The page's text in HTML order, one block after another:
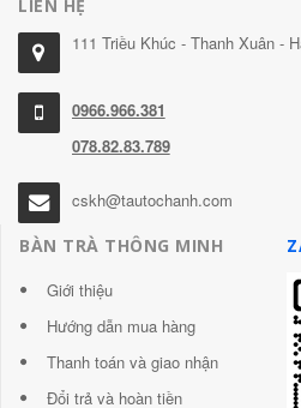
LIÊN HỆ
111 Triều Khúc - Thanh Xuân -
0966.966.381
078.82.83.789
cskh@tautochanh.com
BÀN TRÀ THÔNG MINH
Giới thiệu
Hướng dẫn mua hàng
Thanh toán và giao nhận
Đổi trả và hoàn tiền